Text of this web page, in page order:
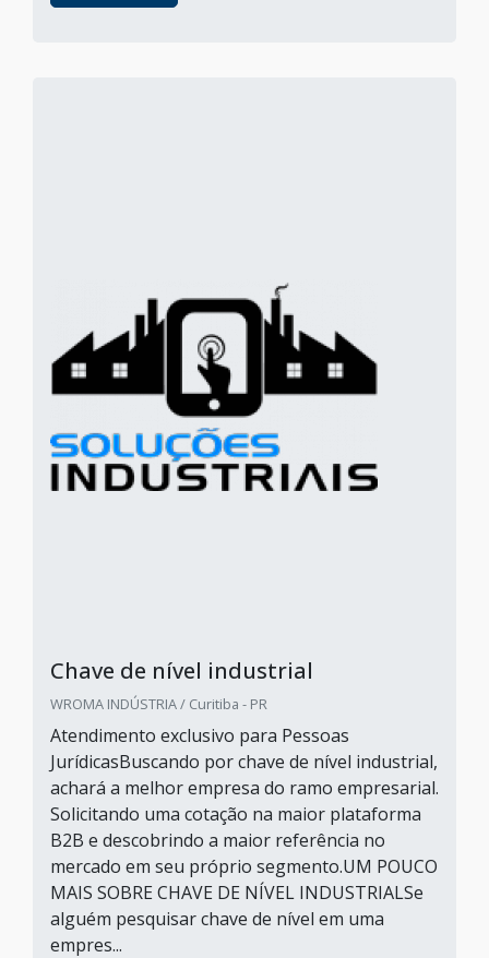
Chave de nível industrial
WROMA INDÚSTRIA / Curitiba - PR
Atendimento exclusivo para Pessoas
JurídicasBuscando por chave de nível industrial,
achará a melhor empresa do ramo empresarial.
Solicitando uma cotação na maior plataforma
B2B e descobrindo a maior referência no
mercado em seu próprio segmento.UM POUCO
MAIS SOBRE CHAVE DE NÍVEL INDUSTRIALSe
alguém pesquisar chave de nível em uma
empres...